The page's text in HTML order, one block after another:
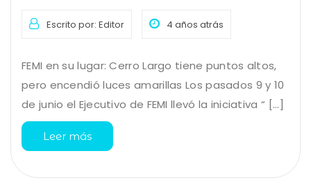
Escrito por: Editor 4 años atrás
FEMI en su lugar: Cerro Largo tiene puntos altos,
pero encendió luces amarillas Los pasados 9 y 10
de junio el Ejecutivo de FEMI llevó la iniciativa “ [...]
Leer más